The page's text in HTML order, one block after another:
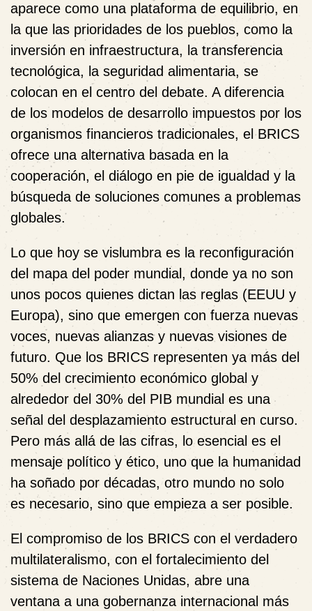
aparece como una plataforma de equilibrio, en
la que las prioridades de los pueblos, como la
inversión en infraestructura, la transferencia
tecnológica, la seguridad alimentaria, se
colocan en el centro del debate. A diferencia
de los modelos de desarrollo impuestos por los
organismos financieros tradicionales, el BRICS
ofrece una alternativa basada en la
cooperación, el diálogo en pie de igualdad y la
búsqueda de soluciones comunes a problemas
globales.
Lo que hoy se vislumbra es la reconfiguración
del mapa del poder mundial, donde ya no son
unos pocos quienes dictan las reglas (EEUU y
Europa), sino que emergen con fuerza nuevas
voces, nuevas alianzas y nuevas visiones de
futuro. Que los BRICS representen ya más del
50% del crecimiento económico global y
alrededor del 30% del PIB mundial es una
señal del desplazamiento estructural en curso.
Pero más allá de las cifras, lo esencial es el
mensaje político y ético, uno que la humanidad
ha soñado por décadas, otro mundo no solo
es necesario, sino que empieza a ser posible.
El compromiso de los BRICS con el verdadero
multilateralismo, con el fortalecimiento del
sistema de Naciones Unidas, abre una
ventana a una gobernanza internacional más